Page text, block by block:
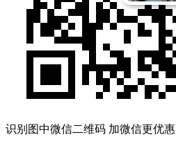
识别图中微信二维码 加微信更优惠